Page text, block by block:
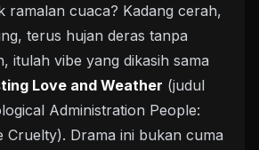
ramalan cuaca? Kadang cerah,
terus hujan deras tanpa
itulah vibe yang dikasih sama
Love and Weather (judul
Administration People:
Cruelty). Drama ini bukan cuma